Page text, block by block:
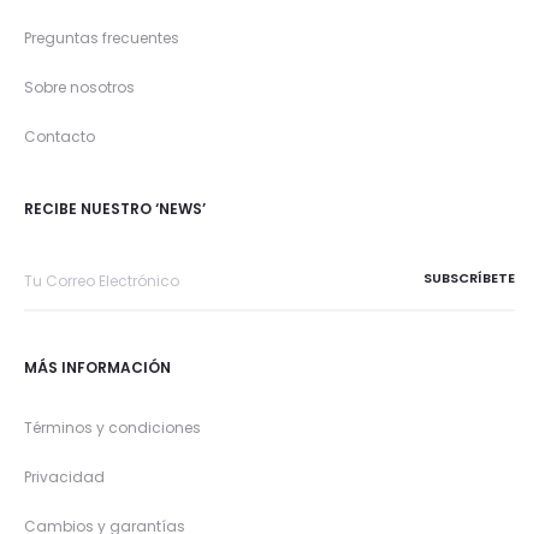
Preguntas frecuentes
Sobre nosotros
Contacto
RECIBE NUESTRO ‘NEWS’
MÁS INFORMACIÓN
Términos y condiciones
Privacidad
Cambios y garantías